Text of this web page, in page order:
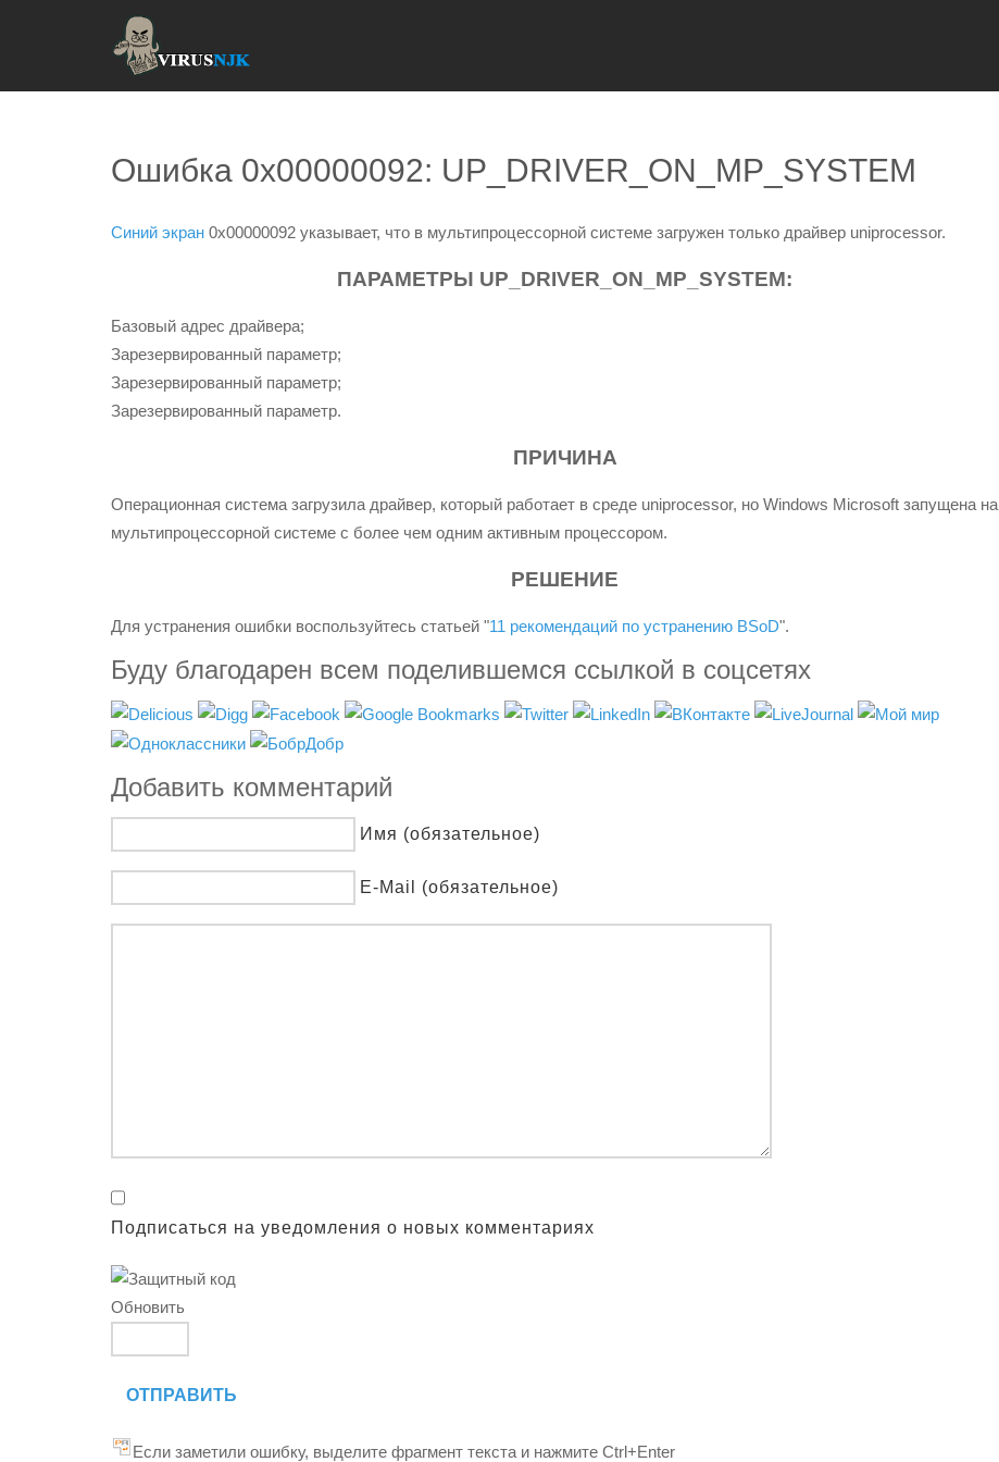
Ошибка 0x00000092: UP_DRIVER_ON_MP_SYSTEM
Синий экран 0x00000092 указывает, что в мультипроцессорной системе загружен только драйвер uniprocessor.
ПАРАМЕТРЫ UP_DRIVER_ON_MP_SYSTEM:
Базовый адрес драйвера;
Зарезервированный параметр;
Зарезервированный параметр;
Зарезервированный параметр.
ПРИЧИНА
Операционная система загрузила драйвер, который работает в среде uniprocessor, но Windows Microsoft запущена на
мультипроцессорной системе с более чем одним активным процессором.
РЕШЕНИЕ
Для устранения ошибки воспользуйтесь статьей "11 рекомендаций по устранению BSoD".
Буду благодарен всем поделившемся ссылкой в соцсетях
Добавить комментарий
Имя (обязательное)
E-Mail (обязательное)
Подписаться на уведомления о новых комментариях
Обновить
ОТПРАВИТЬ
Если заметили ошибку, выделите фрагмент текста и нажмите Ctrl+Enter